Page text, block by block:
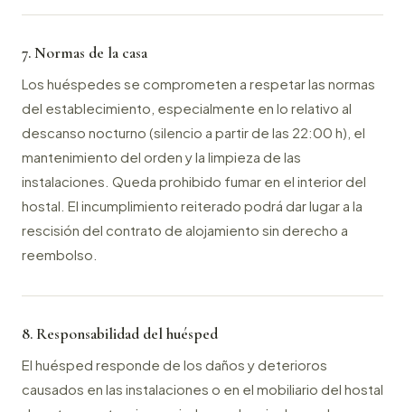
7. Normas de la casa
Los huéspedes se comprometen a respetar las normas
del establecimiento, especialmente en lo relativo al
descanso nocturno (silencio a partir de las 22:00 h), el
mantenimiento del orden y la limpieza de las
instalaciones. Queda prohibido fumar en el interior del
hostal. El incumplimiento reiterado podrá dar lugar a la
rescisión del contrato de alojamiento sin derecho a
reembolso.
8. Responsabilidad del huésped
El huésped responde de los daños y deterioros
causados en las instalaciones o en el mobiliario del hostal